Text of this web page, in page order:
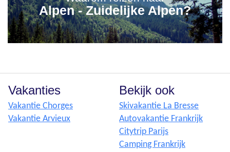
Alpen - Zuidelijke Alpen?
Vakanties
Vakantie Chorges
Vakantie Arvieux
Bekijk ook
Skivakantie La Bresse
Autovakantie Frankrijk
Citytrip Parijs
Camping Frankrijk